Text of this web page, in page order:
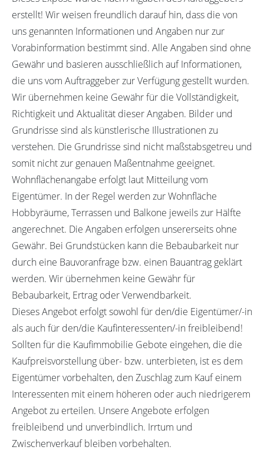
erstellt! Wir weisen freundlich darauf hin, dass die von
uns genannten Informationen und Angaben nur zur
Vorabinformation bestimmt sind. Alle Angaben sind ohne
Gewähr und basieren ausschließlich auf Informationen,
die uns vom Auftraggeber zur Verfügung gestellt wurden.
Wir übernehmen keine Gewähr für die Vollständigkeit,
Richtigkeit und Aktualität dieser Angaben. Bilder und
Grundrisse sind als künstlerische Illustrationen zu
verstehen. Die Grundrisse sind nicht maßstabsgetreu und
somit nicht zur genauen Maßentnahme geeignet.
Wohnflächenangabe erfolgt laut Mitteilung vom
Eigentümer. In der Regel werden zur Wohnfläche
Hobbyräume, Terrassen und Balkone jeweils zur Hälfte
angerechnet. Die Angaben erfolgen unsererseits ohne
Gewähr. Bei Grundstücken kann die Bebaubarkeit nur
durch eine Bauvoranfrage bzw. einen Bauantrag geklärt
werden. Wir übernehmen keine Gewähr für
Bebaubarkeit, Ertrag oder Verwendbarkeit.
Dieses Angebot erfolgt sowohl für den/die Eigentümer/-in
als auch für den/die Kaufinteressenten/-in freibleibend!
Sollten für die Kaufimmobilie Gebote eingehen, die die
Kaufpreisvorstellung über- bzw. unterbieten, ist es dem
Eigentümer vorbehalten, den Zuschlag zum Kauf einem
Interessenten mit einem höheren oder auch niedrigerem
Angebot zu erteilen. Unsere Angebote erfolgen
freibleibend und unverbindlich. Irrtum und
Zwischenverkauf bleiben vorbehalten.